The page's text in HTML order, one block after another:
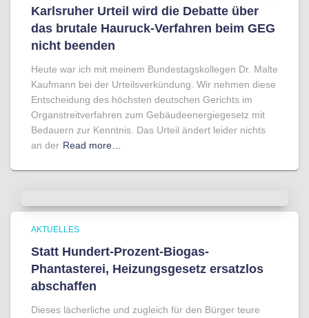
Karlsruher Urteil wird die Debatte über
das brutale Hauruck-Verfahren beim GEG
nicht beenden
Heute war ich mit meinem Bundestagskollegen Dr. Malte
Kaufmann bei der Urteilsverkündung. Wir nehmen diese
Entscheidung des höchsten deutschen Gerichts im
Organstreitverfahren zum Gebäudeenergiegesetz mit
Bedauern zur Kenntnis. Das Urteil ändert leider nichts
an der Read more…
AKTUELLES
Statt Hundert-Prozent-Biogas-
Phantasterei, Heizungsgesetz ersatzlos
abschaffen
Dieses lächerliche und zugleich für den Bürger teure